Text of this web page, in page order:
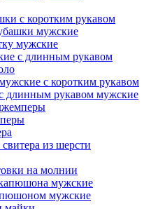
с коротким рукавом
мужские
мужские
с длинным рукавом
с коротким рукавом
длинным рукавом мужские
из шерсти
на молнии
мужские
мужские